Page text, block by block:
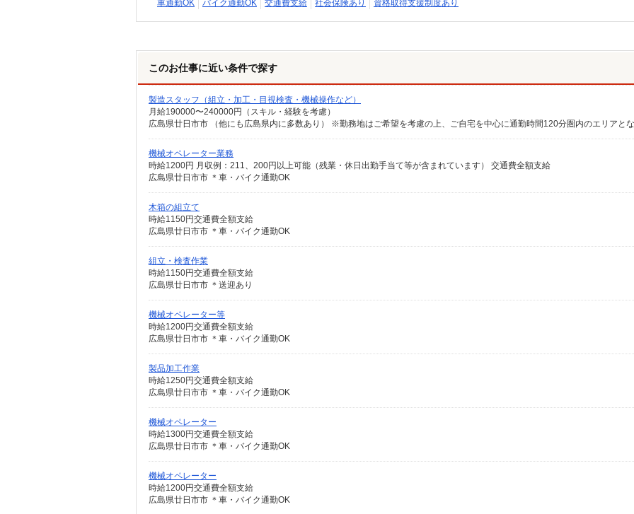
車通勤OK
バイク通勤OK 交通費支給 社会保険あり 資格取得支援制度あり
このお仕事に近い条件で探す
製造スタッフ（組立・加工・目視検査・機械操作など）
月給190000〜240000円（スキル・経験を考慮）
機械オペレーター業務
時給1200円 月収例：211、200円以上可能（残業・休日出勤手当て等が含まれています） 交通費全額支給
広島県廿日市市 ＊車・バイク通勤OK
木箱の組立て
時給1150円交通費全額支給
広島県廿日市市 ＊車・バイク通勤OK
組立・検査作業
時給1150円交通費全額支給
広島県廿日市市 ＊送迎あり
機械オペレーター等
時給1200円交通費全額支給
広島県廿日市市 ＊車・バイク通勤OK
製品加工作業
時給1250円交通費全額支給
広島県廿日市市 ＊車・バイク通勤OK
機械オペレーター
時給1300円交通費全額支給
広島県廿日市市 ＊車・バイク通勤OK
機械オペレーター
時給1200円交通費全額支給
広島県廿日市市 ＊車・バイク通勤OK